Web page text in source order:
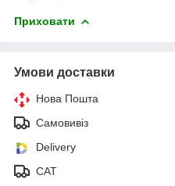
Приховати
Умови доставки
Нова Пошта
Самовивіз
Delivery
САТ